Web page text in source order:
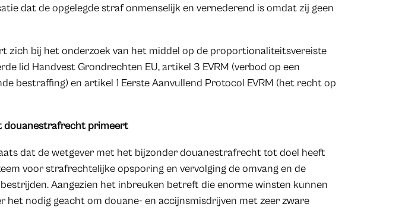
dat de opgelegde straf onmenselijk en vernederend is omdat zij geen
zich bij het onderzoek van het middel op de proportionaliteitsvereiste
lid Handvest Grondrechten EU, artikel 3 EVRM (verbod op een
bestraffing) en artikel 1 Eerste Aanvullend Protocol EVRM (het recht op
douanestrafrecht primeert
dat de wetgever met het bijzonder douanestrafrecht tot doel heeft
voor strafrechtelijke opsporing en vervolging de omvang en de
Aangezien het inbreuken betreft die enorme winsten kunnen
het nodig geacht om douane- en accijnsmisdrijven met zeer zware